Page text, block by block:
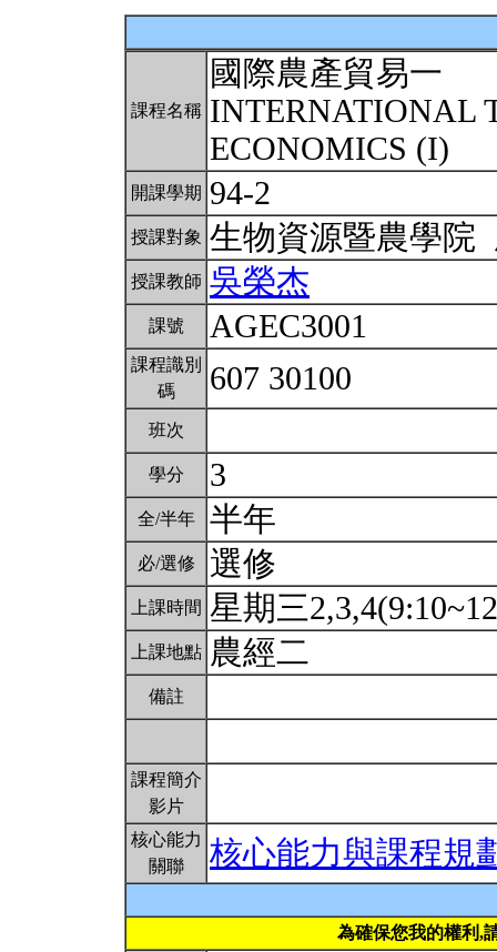
課程名稱
國際農產貿易一
INTERNATIONAL
ECONOMICS (I)
開課學期 94-2
授課對象 生物資源暨農學
授課教師 吳榮杰
課號 AGEC3001
課程識別
碼
607 30100
班次
學分 3
全/半年 半年
必/選修 選修
上課時間 星期三
上課地點 農經二
備註
課程簡介
影片
核心能力
關聯
核心能力與課程規
為確保您我的權利,